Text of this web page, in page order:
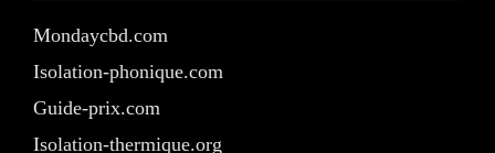
Mondaycbd.com
Isolation-phonique.com
Guide-prix.com
Isolation-thermique.org